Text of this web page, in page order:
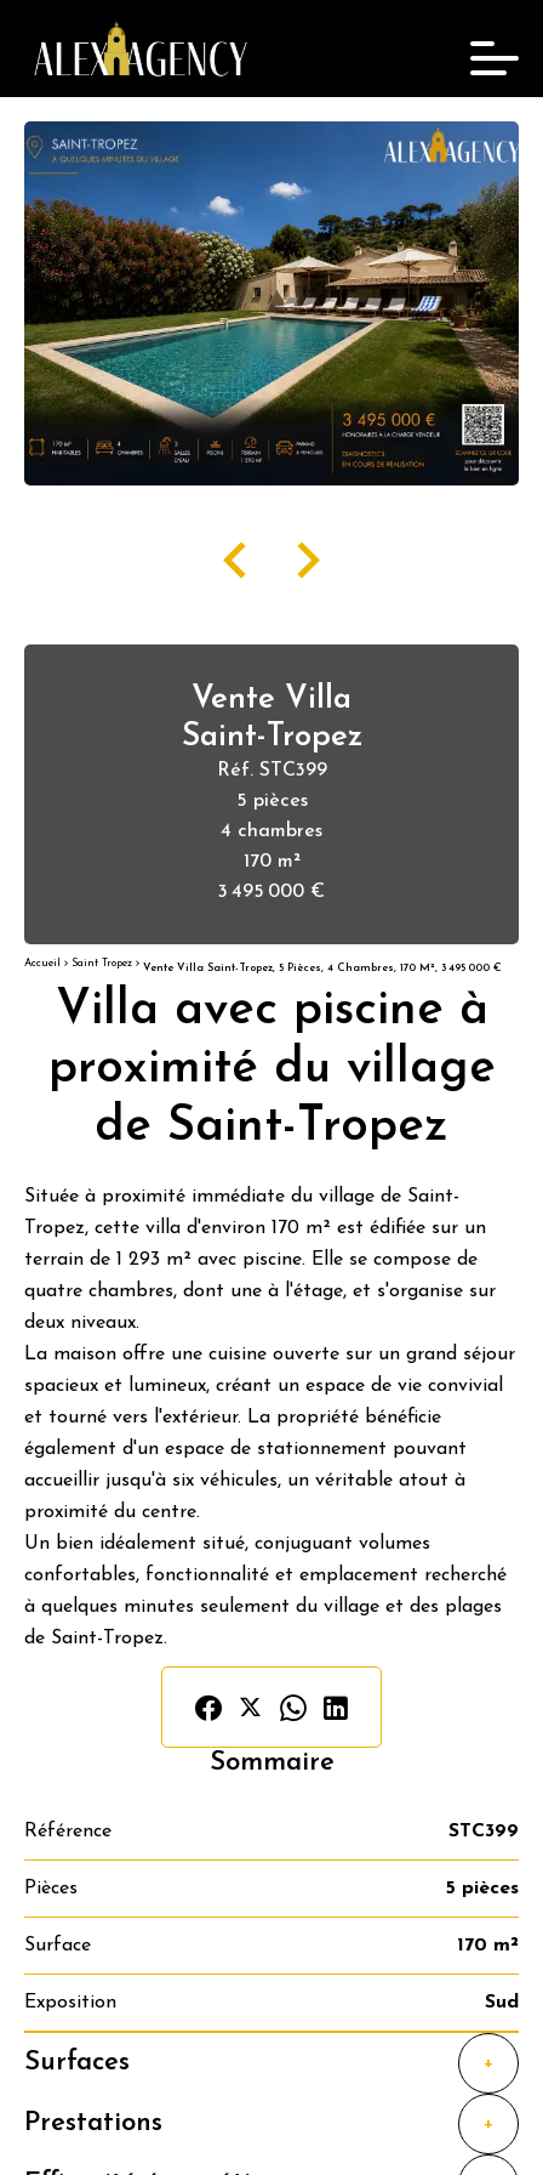
Vente Villa
Saint-Tropez
Réf. STC399
5 pièces
4 chambres
170 m²
3 495 000 €
Accueil Saint Tropez Vente Villa Saint-Tropez, 5 Pièces, 4 Chambres, 170 M², 3 495 000 €
Villa avec piscine à
proximité du village
de Saint-Tropez
Située à proximité immédiate du village de Saint-
Tropez, cette villa d'environ 170 m² est édifiée sur un
terrain de 1 293 m² avec piscine. Elle se compose de
quatre chambres, dont une à l'étage, et s'organise sur
deux niveaux.
La maison offre une cuisine ouverte sur un grand séjour
spacieux et lumineux, créant un espace de vie convivial
et tourné vers l'extérieur. La propriété bénéficie
également d'un espace de stationnement pouvant
accueillir jusqu'à six véhicules, un véritable atout à
proximité du centre.
Un bien idéalement situé, conjuguant volumes
confortables, fonctionnalité et emplacement recherché
à quelques minutes seulement du village et des plages
de Saint-Tropez.
Sommaire
Référence STC399
Pièces 5 pièces
Surface 170 m²
Exposition Sud
Surfaces +
Prestations +